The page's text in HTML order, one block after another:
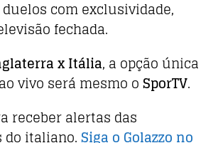
com exclusividade,
fechada.
x Itália, a opção única
vivo será mesmo oSporTV.
receber alertas das
italiano.Siga o Golazzo no